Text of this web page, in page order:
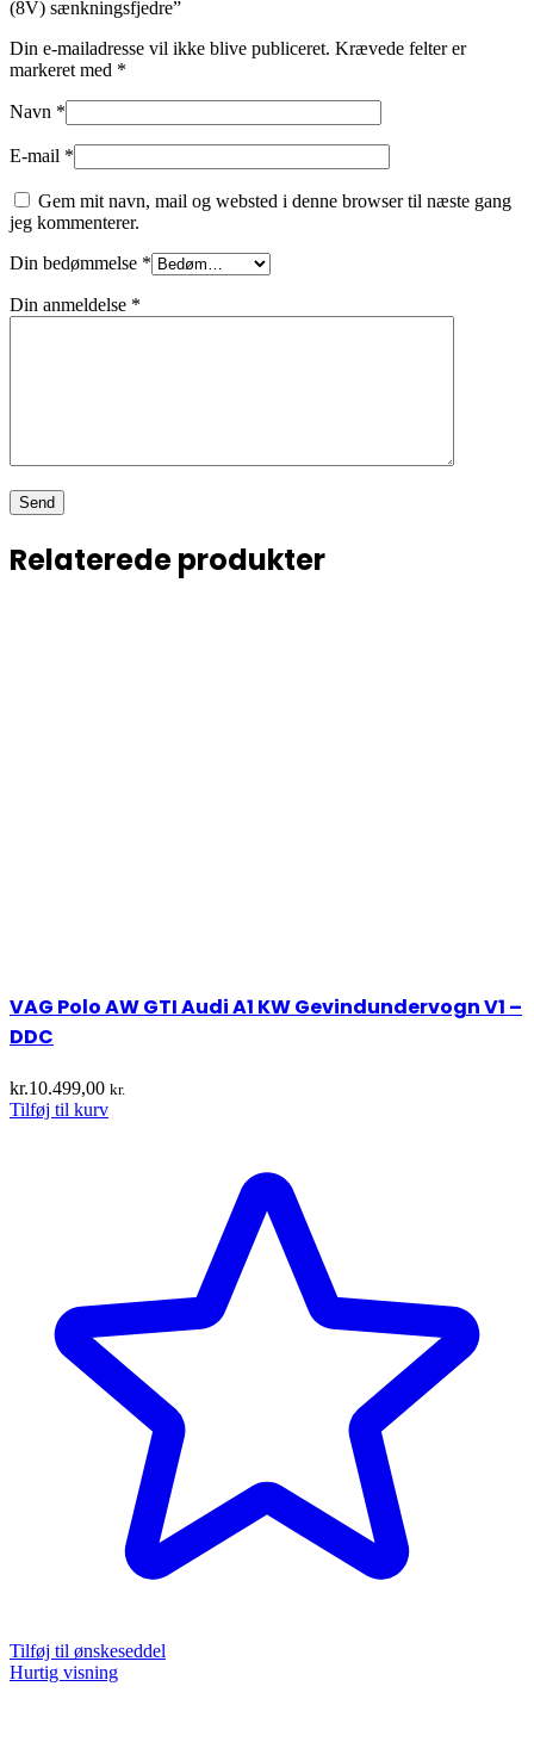
(8V) sænkningsfjedre”
Din e-mailadresse vil ikke blive publiceret. Krævede felter er
markeret med *
Navn *
E-mail *
Gem mit navn, mail og websted i denne browser til næste gang
jeg kommenterer.
Din bedømmelse *
Din anmeldelse *
Relaterede produkter
VAG Polo AW GTI Audi A1 KW Gevindundervogn V1 –
DDC
kr.10.499,00 kr.
Tilføj til kurv
Tilføj til ønskeseddel
Hurtig visning